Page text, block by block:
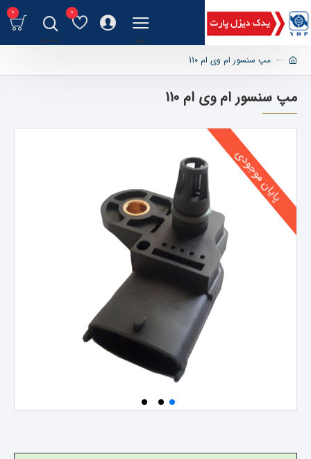
0
0
مپ سنسور ام وی ام 110
مپ سنسور ام وی ام 110
پایان موجودی